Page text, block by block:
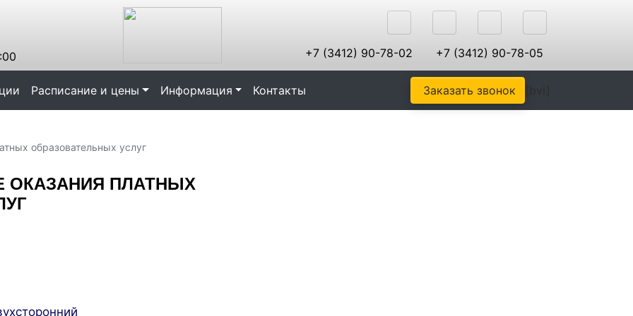
+7 (3412) 90-78-05
+7 (3412) 90-78-02
Расписание и цены Информация Контакты Заказать звонок
образовательных услуг
ОКАЗАНИЯ ПЛАТНЫХ